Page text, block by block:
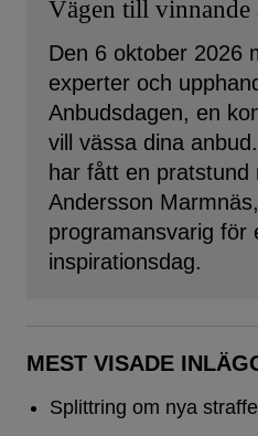
Vägen till vinnande
Den 6 oktober 2026
experter och
Anbudsdagen, en
vill vässa dina
har fått en pratstund
Andersson
programansvarig för
inspirationsdag.
MEST VISADE
Splittring om nya